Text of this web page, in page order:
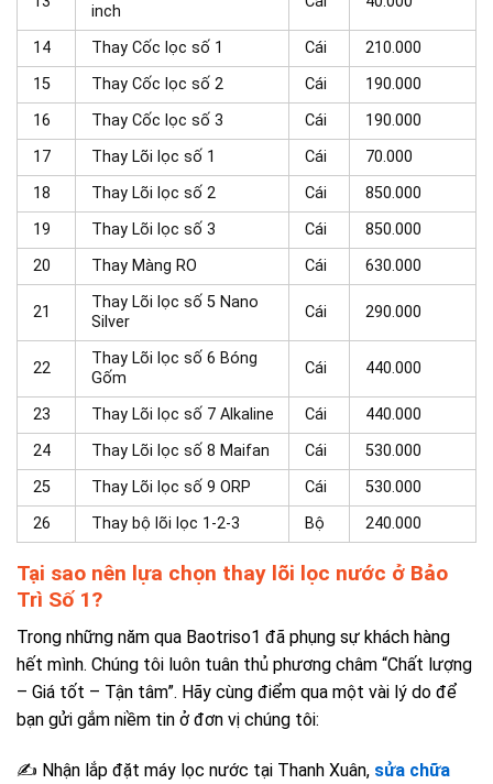
inch
14 Thay Cốc lọc số 1 Cái
210.000
15
Thay Cốc lọc số 2 Cái
190.000
16
Thay Cốc lọc số 3 Cái
190.000
17
Thay Lõi lọc số 1 Cái
70.000
18
Thay Lõi lọc số 2 Cái
850.000
19
Thay Lõi lọc số 3 Cái
850.000
20
Thay Màng RO Cái 630.000
21
Thay Lõi lọc số 5 Nano
Silver
Cái 290.000
22
Thay Lõi lọc số 6 Bóng
Gốm
Cái 440.000
23 Thay Lõi lọc số 7 Alkaline Cái
440.000
24
Thay Lõi lọc số 8 Maifan Cái
530.000
25
Thay Lõi lọc số 9 ORP Cái
530.000
26
Thay bộ lõi lọc 1-2-3 Bộ 240.000
Tại sao nên lựa chọn thay lõi lọc nước ở Bảo
Trì Số 1?
Trong những năm qua Baotriso1 đã phụng sự khách hàng
hết mình. Chúng tôi luôn tuân thủ phương châm “Chất lượng
– Giá tốt – Tận tâm”. Hãy cùng điểm qua một vài lý do để
bạn gửi gắm niềm tin ở đơn vị chúng tôi:
✍ Nhận lắp đặt máy lọc nước tại Thanh Xuân, sửa chữa